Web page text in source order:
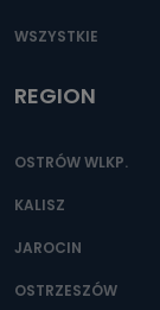
WSZYSTKIE
REGION
OSTRÓW WLKP.
KALISZ
JAROCIN
OSTRZESZÓW